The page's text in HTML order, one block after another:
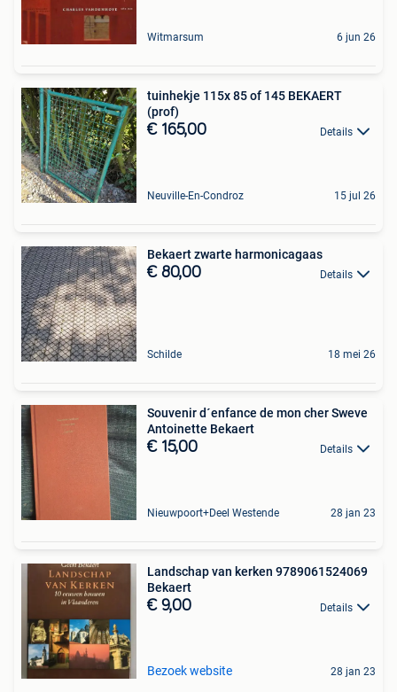
Witmarsum 6 jun 26
tuinhekje 115x 85 of 145 BEKAERT
(prof)
€ 165,00 Details
Neuville-En-Condroz 15 jul 26
Bekaert zwarte harmonicagaas
€ 80,00 Details
Schilde 18 mei 26
Souvenir d´enfance de mon cher Sweve
Antoinette Bekaert
€ 15,00 Details
Nieuwpoort+Deel Westende 28 jan 23
Landschap van kerken 9789061524069
Bekaert
€ 9,00 Details
Bezoek website 28 jan 23